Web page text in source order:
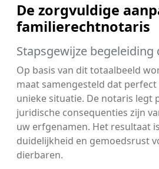
De zorgvuldige
familierechtnotaris
Stapsgewijze
Op basis van dit totaalbeeld
maat samengesteld dat
unieke situatie. De notaris legt
juridische consequenties zijn
uw erfgenamen. Het resultaat
duidelijkheid en gemoedsrust
dierbaren.